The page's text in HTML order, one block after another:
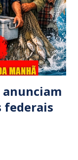
"Neguinho do
do local sem
e Danos ​A
para atender a
anunciam
federais